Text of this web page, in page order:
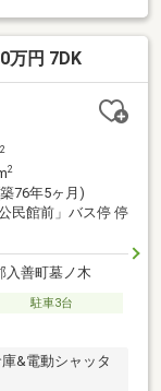
万円 7DK
2
2
76年5ヶ月)
民館前」バス停 停
入善町墓ノ木
駐車3台
&電動シャッタ